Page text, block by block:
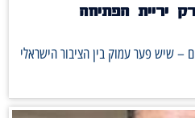
יריית הפתיחה
– שיש פער עמוק בין הציבור הישראלי